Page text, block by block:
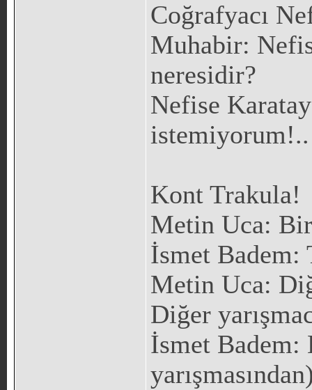
Coğrafyacı
Muhabir:
neresidir?
Nefise
istemiyorum!..
Kont Trakula!
Metin Uca:
İsmet Badem:
Metin Uca:
Diğer
İsmet Badem: